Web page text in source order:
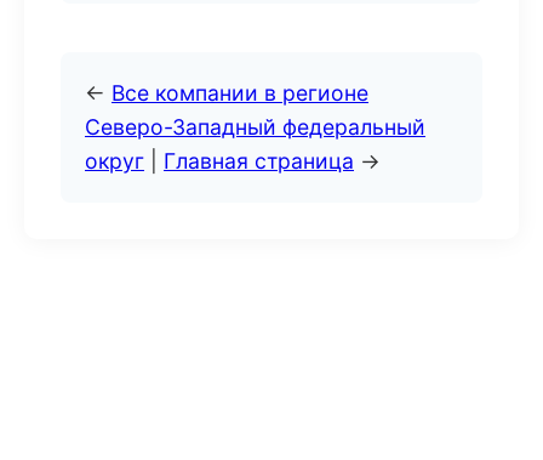
← Все компании в регионе
Северо-Западный федеральный
округ
Главная страница →